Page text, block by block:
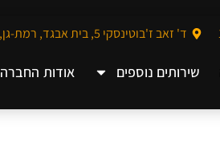
ד' זאב ז'בוטינסקי 5, בית אבגד, רמת-גן, 5252006
שירותים נוספים אודות החברה